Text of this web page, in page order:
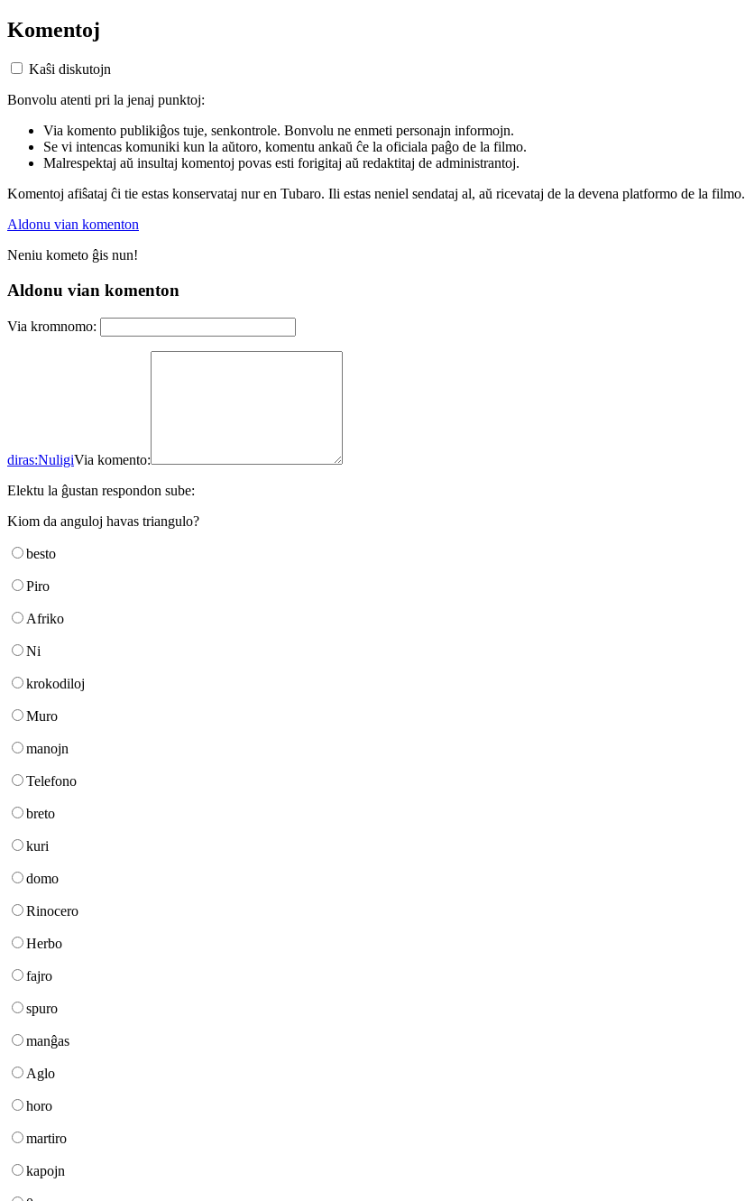
Komentoj
Kaŝi diskutojn
Bonvolu atenti pri la jenaj punktoj:
Via komento publikiĝos tuje, senkontrole. Bonvolu ne enmeti personajn informojn.
Se vi intencas komuniki kun la aŭtoro, komentu ankaŭ ĉe la oficiala paĝo de la filmo.
Malrespektaj aŭ insultaj komentoj povas esti forigitaj aŭ redaktitaj de administrantoj.
Komentoj afiŝataj ĉi tie estas konservataj nur en Tubaro. Ili estas neniel sendataj al, aŭ ricevataj de la devena platformo de la filmo.
Aldonu vian komenton
Neniu kometo ĝis nun!
Aldonu vian komenton
Via kromnomo:
diras:NuligiVia komento:
Elektu la ĝustan respondon sube:
Kiom da anguloj havas triangulo?
besto
Piro
Afriko
Ni
krokodiloj
Muro
manojn
Telefono
breto
kuri
domo
Rinocero
Herbo
fajro
spuro
manĝas
Aglo
horo
martiro
kapojn